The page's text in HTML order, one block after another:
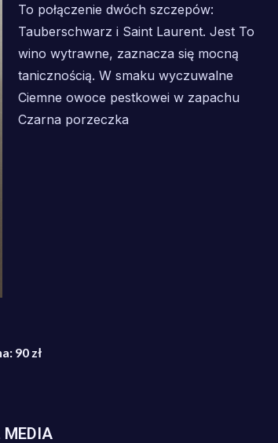
To połączenie dwóch szczepów:
Tauberschwarz i Saint Laurent. Jest To
wino wytrawne, zaznacza się mocną
tanicznością. W smaku wyczuwalne
Ciemne owoce pestkowei w zapachu
Czarna porzeczka
90 zł
MEDIA